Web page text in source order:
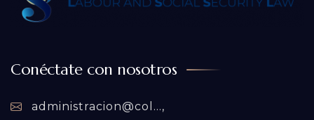
Conéctate con nosotros
administracion@col...,